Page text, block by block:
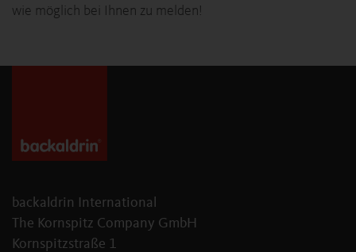
wie möglich bei Ihnen zu melden!
backaldrin International
The Kornspitz Company GmbH
Kornspitzstraße 1